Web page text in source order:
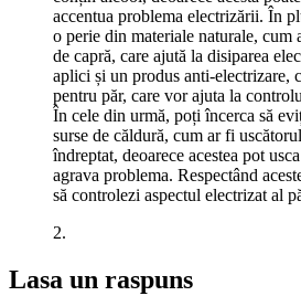
accentua problema electrizării. În
o perie din materiale naturale, cum
de capră, care ajută la disiparea
aplici și un produs anti-electrizare,
pentru păr, care vor ajuta la
În cele din urmă, poți încerca să
surse de căldură, cum ar fi
îndreptat, deoarece acestea pot
agrava problema. Respectând
să controlezi aspectul electrizat al
2.
Lasa un raspuns